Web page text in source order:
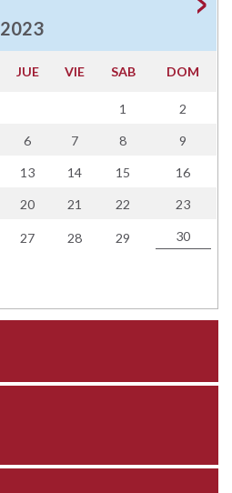
2023
JUE VIE SAB DOM
1 2
6 7 8 9
13 14 15 16
20 21 22 23
27 28 29 30